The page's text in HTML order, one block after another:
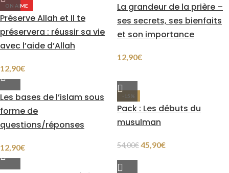
ON AIME
Préserve Allah et Il te
préservera : réussir sa vie
avec l’aide d’Allah
12,90€
La grandeur de la prière –
ses secrets, ses bienfaits
et son importance
12,90€
Les bases de l’islam sous
forme de
questions/réponses
12,90€
-15%
Pack : Les débuts du
musulman
54,00€45,90€